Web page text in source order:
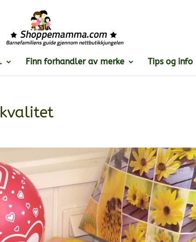
Finn forhandler av merke Tips og info